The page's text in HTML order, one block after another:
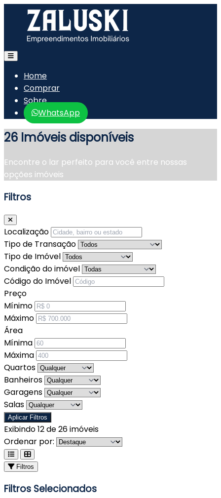
Home
Comprar
Sobre
WhatsApp
26 Imóveis disponíveis
Encontre o lar perfeito para você entre nossas
opções imóveis
Filtros
Localização
Tipo de Transação
Tipo de Imóvel
Condição do imóvel
Código do Imóvel
Preço
Mínimo
Máximo
Área
Mínima
Máxima
Quartos
Banheiros
Garagens
Salas
Aplicar Filtros
Exibindo 12 de 26 imóveis
Ordenar por:
Filtros
Filtros Selecionados